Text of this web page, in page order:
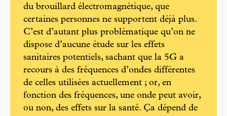
du brouillard électromagnétique, que
certaines personnes ne supportent déjà plus.
C’est d’autant plus problématique qu’on ne
dispose d’aucune étude sur les effets
sanitaires potentiels, sachant que la 5G a
recours à des fréquences d’ondes différentes
de celles utilisées actuellement ; or, en
fonction des fréquences, une onde peut avoir,
ou non, des effets sur la santé. Ça dépend de